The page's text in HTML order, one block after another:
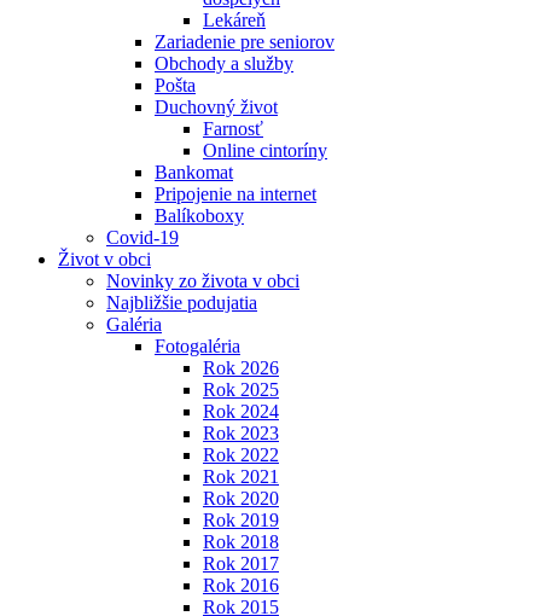
Lekáreň
Zariadenie pre seniorov
Obchody a služby
Pošta
Duchovný život
Farnosť
Online cintoríny
Bankomat
Pripojenie na internet
Balíkoboxy
Covid-19
Život v obci
Novinky zo života v obci
Najbližšie podujatia
Galéria
Fotogaléria
Rok 2026
Rok 2025
Rok 2024
Rok 2023
Rok 2022
Rok 2021
Rok 2020
Rok 2019
Rok 2018
Rok 2017
Rok 2016
Rok 2015